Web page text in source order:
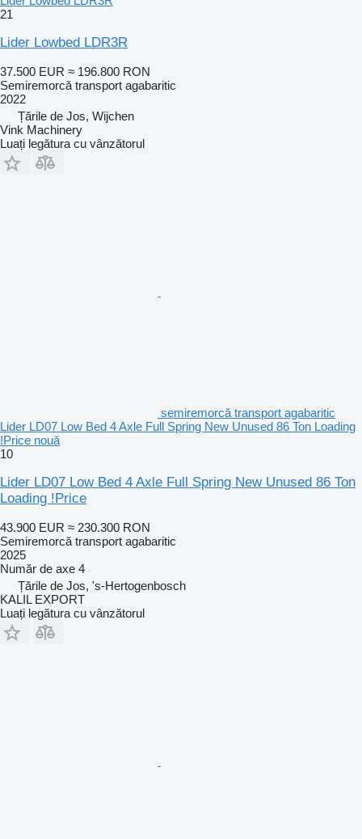
21
Lider Lowbed LDR3R
37.500 EUR ≈ 196.800 RON
Semiremorcă transport agabaritic
2022
Țările de Jos, Wijchen
Vink Machinery
Luați legătura cu vânzătorul
semiremorcă transport agabaritic
Lider LD07 Low Bed 4 Axle Full Spring New Unused 86 Ton Loading
!Price nouă
10
Lider LD07 Low Bed 4 Axle Full Spring New Unused 86 Ton
Loading !Price
43.900 EUR ≈ 230.300 RON
Semiremorcă transport agabaritic
2025
Număr de axe 4
Țările de Jos, 's-Hertogenbosch
KALIL EXPORT
Luați legătura cu vânzătorul